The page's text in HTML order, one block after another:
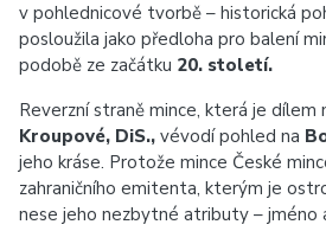
v pohlednicové tvorbě – historická
posloužila jako předloha pro balení
podobě ze začátku 20. století.
Reverzní straně mince, která je dílem
Kroupové, DiS., vévodí pohled na
jeho kráse. Protože mince České
zahraničního emitenta, kterým je
nese jeho nezbytné atributy – jméno